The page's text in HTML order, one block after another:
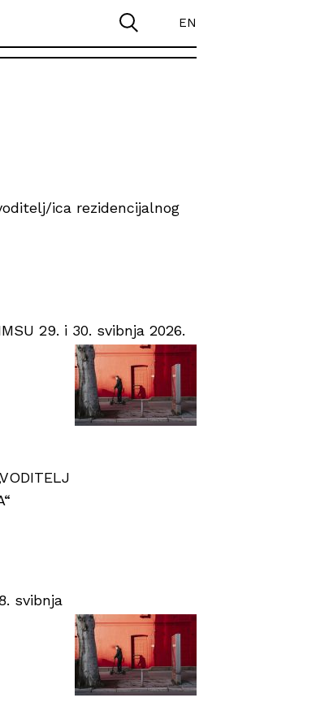
EN
ica rezidencijalnog
29. i 30. svibnja 2026.
svibnja